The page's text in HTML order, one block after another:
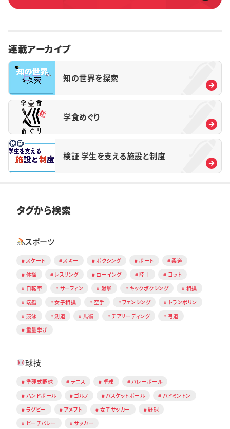
連載アーカイブ
知の世界を探索
学食めぐり
検証 学生を支える施設と制度
タグから検索
スポーツ
スケート スキー ボクシング ボート
柔道
体操
レスリング ローイング 陸上
ヨット
自転車
サーフィン 射撃 キックボクシング
相撲
端艇
女子相撲 空手 フェンシング
トランポリン
競泳
剣道 馬術 チアリーディング
弓道
重量挙げ
球技
準硬式野球 テニス 卓球
バレーボール
ハンドボール
ゴルフ バスケットボール
バドミントン
ラグビー
アメフト 女子サッカー
野球
ビーチバレー
サッカー